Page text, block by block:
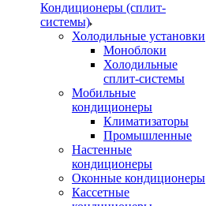
Кондиционеры (сплит-
системы)
Холодильные установки
Моноблоки
Холодильные
сплит-системы
Мобильные
кондиционеры
Климатизаторы
Промышленные
Настенные
кондиционеры
Оконные кондиционеры
Кассетные